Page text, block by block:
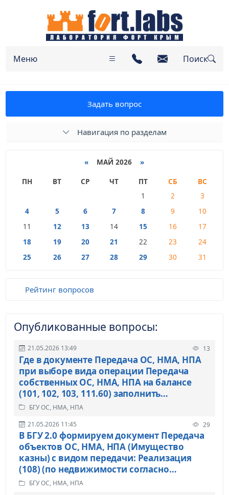
Меню Поиск
Задать вопрос
Навигация по разделам
« МАЙ 2026»
ПН ВТ СР ЧТ ПТ СБ
ВС
1
2
3
4
5 6 7 8 9
10
11
12 13 14 15 16
17
18
19 20 21 22 23
24
25
26 27 28 29 30 31
Рейтинг вопросов
Опубликованные вопросы:
21.05.2026 13:49 13
Где в документе Передача ОС, НМА, НПА
при выборе вида операции Передача
собственных ОС, НМА, НПА на балансе
(101, 102, 103, 111.60) заполнить
комиссию, чтобы эти данные выводились
передачи НФА (0510448)?
БГУ ОС, НМА, НПА
21.05.2026 11:45
29
В БГУ 2.0 формируем документ Передача
объектов ОС, НМА, НПА (Имущество
казны) с видом передачи: Реализация
(108) (по недвижимости согласно
документам о приватизации). На закадке
БГУ ОС, НМА, НПА